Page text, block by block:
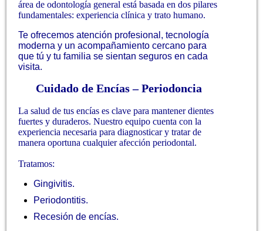
área de odontología general está basada en dos pilares
fundamentales: experiencia clínica y trato humano.
Te ofrecemos atención profesional, tecnología
moderna y un acompañamiento cercano para
que tú y tu familia se sientan seguros en cada
visita.
Cuidado de Encías – Periodoncia
La salud de tus encías es clave para mantener dientes
fuertes y duraderos. Nuestro equipo cuenta con la
experiencia necesaria para diagnosticar y tratar de
manera oportuna cualquier afección periodontal.
Tratamos:
Gingivitis.
Periodontitis.
Recesión de encías.